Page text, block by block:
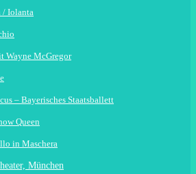
/ Iolanta
Wayne McGregor
– Bayerisches Staatsballett
Queen
in Maschera
München